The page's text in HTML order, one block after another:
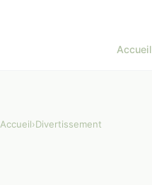
Accueil
Accueil›Divertissement